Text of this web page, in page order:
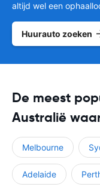
altijd wel een
Huurauto zoeken
De meest
Australië
Melbourne
Adelaide